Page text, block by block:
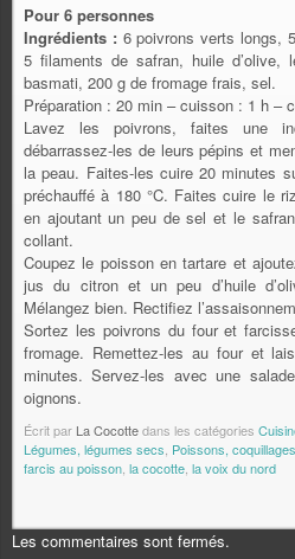
Pour 6 personnes
Ingrédients :6 poivrons verts longs,
5 filaments de safran, huile
basmati, 200 g de fromage frais, sel.
Préparation : 20 min – cuisson : 1 h –
Lavez les poivrons, faites une
débarrassez-les de leurs pépins et
la peau. Faites-les cuire 20 minutes
préchauffé à 180 °C. Faites cuire le
en ajoutant un peu de sel et le
collant.
Coupez le poisson en tartare et
jus du citron et un peu d’huile
Mélangez bien. Rectifiez
Sortez les poivrons du four et
fromage. Remettez-les au four et
minutes. Servez-les avec une
oignons.
Écrit par La Cocottedans les catégories
Légumes, légumes secs Poissons,
farcis au poisson la cocotte la voix du nord
Les commentaires sont fermés.